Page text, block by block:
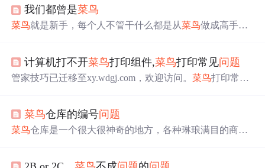
我们都曾是菜鸟
菜鸟就是新手，每个人不管干什么都是从菜鸟做成高手
计算机打不开菜鸟打印组件,菜鸟打印常见问题
管家技巧已迁移至xy.wdgj.com，欢迎访问。菜鸟打印常见
一半内容到打印机首选项里面设置纸张大小，宽10cm高18
cm第二：打印不出纸，打印组件里面显示打印失败。到打
菜鸟仓库的编号问题
菜鸟仓库是一个很大很神奇的地方，各种琳琅满目的商品